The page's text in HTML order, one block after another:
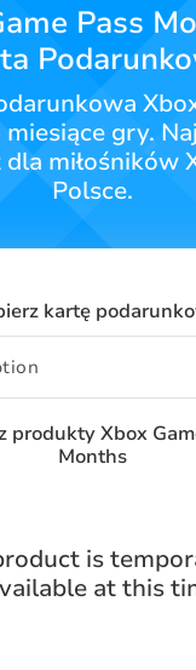
Pass
miesiące gry.
miłośników
Polsce.
kartę
produkty Xbox
Months
is
at this